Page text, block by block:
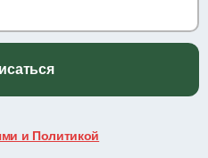
и Политикой